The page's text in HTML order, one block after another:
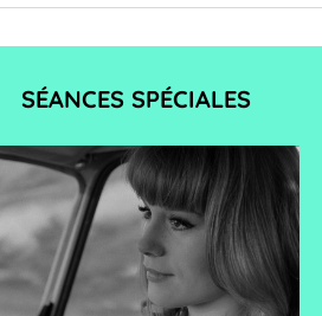
SÉANCES SPÉCIALES